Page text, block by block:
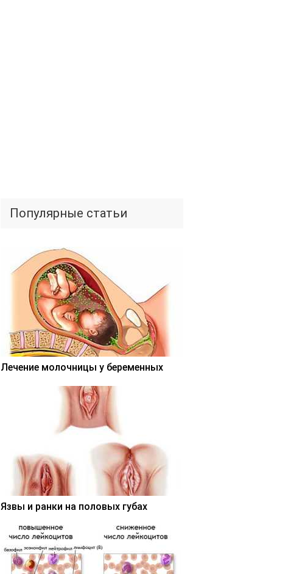
Популярные статьи
Лечение молочницы у беременных
Язвы и ранки на половых губах